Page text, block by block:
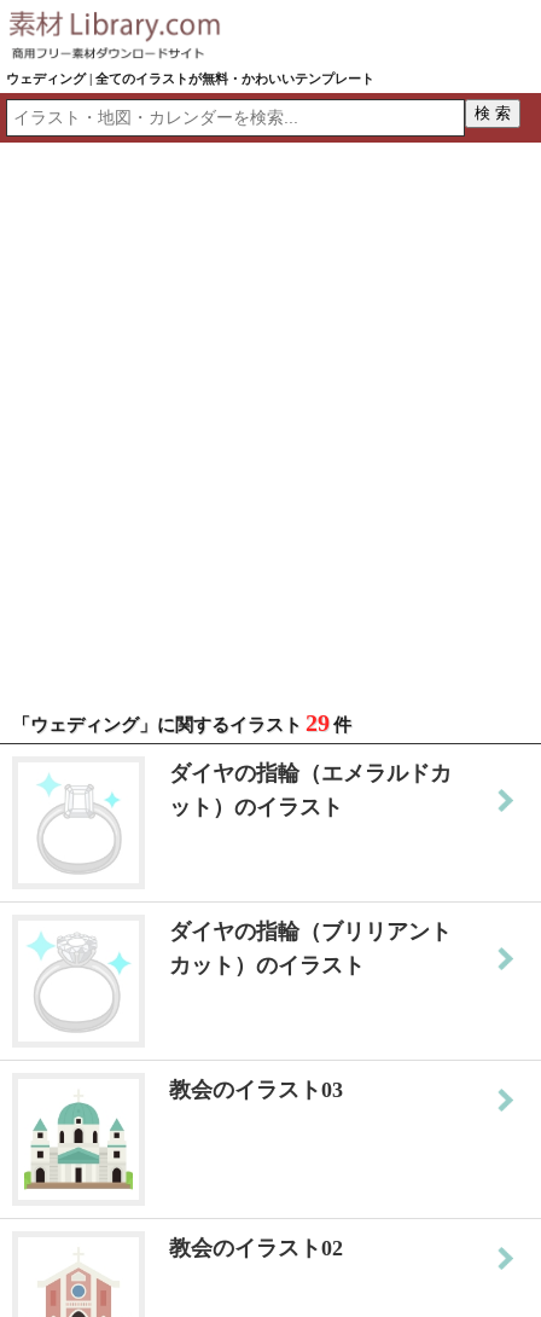
ウェディング | 全てのイラストが無料・かわいいテンプレート
「ウェディング」に関するイラスト 29件
ダイヤの指輪（エメラルドカ
ット）のイラスト
ダイヤの指輪（ブリリアント
カット）のイラスト
教会のイラスト03
教会のイラスト02